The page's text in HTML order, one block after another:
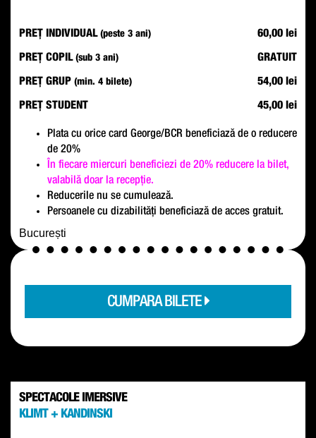
PREȚ INDIVIDUAL (peste 3 ani) 60,00 lei
PREȚ COPIL (sub 3 ani) GRATUIT
PREȚ GRUP (min. 4 bilete) 54,00 lei
PREȚ STUDENT 45,00 lei
Plata cu orice card George/BCR beneficiază de o reducere
de 20%
În fiecare miercuri beneficiezi de 20% reducere la bilet,
valabilă doar la recepție.
Reducerile nu se cumulează.
Persoanele cu dizabilități beneficiază de acces gratuit.
București
CUMPARA BILETE
SPECTACOLE IMERSIVE
KLIMT + KANDINSKI